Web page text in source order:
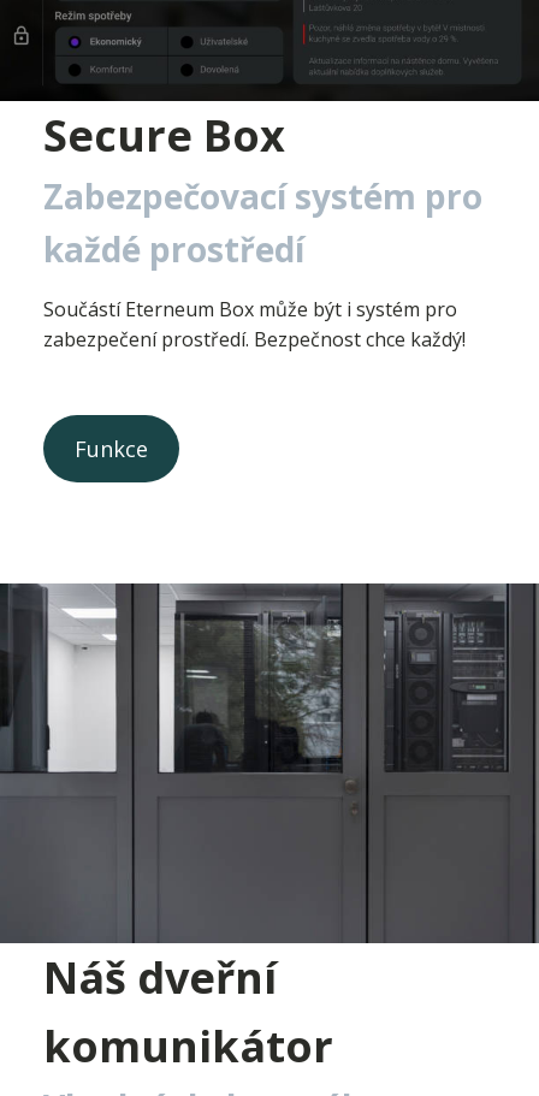
Secure Box
Zabezpečovací systém pro
každé prostředí
Součástí Eterneum Box může být i systém pro
zabezpečení prostředí. Bezpečnost chce každý!
Funkce
Náš dveřní
komunikátor